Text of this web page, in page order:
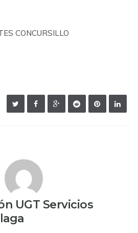
UGT Servicios